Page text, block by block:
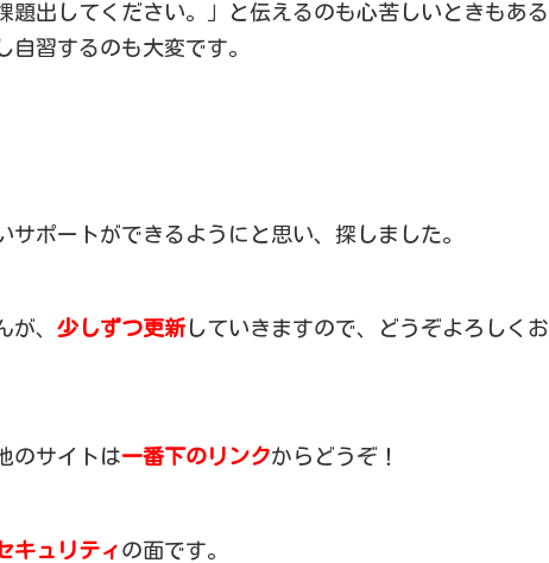
題出してください。」と伝えるのも心苦しいときもある
習するのも大変です。
ポートができるようにと思い、探しました。
が、 少しずつ更新 していきますので、どうぞよろしくお
のサイトは一番下のリンクからどうぞ！
キュリティ の面です。